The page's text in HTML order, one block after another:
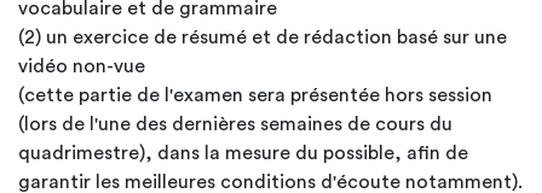
vocabulaire et de grammaire
(2) un exercice de résumé et de rédaction basé sur une
vidéo non-vue
(cette partie de l'examen sera présentée hors session
(lors de l'une des dernières semaines de cours du
quadrimestre), dans la mesure du possible, afin de
garantir les meilleures conditions d'écoute notamment).